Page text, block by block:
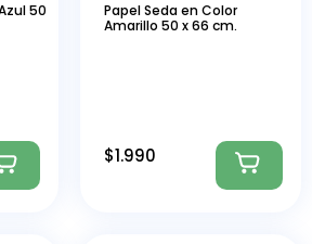
50
Papel Seda en Color
Amarillo 50 x 66 cm.
$1.990